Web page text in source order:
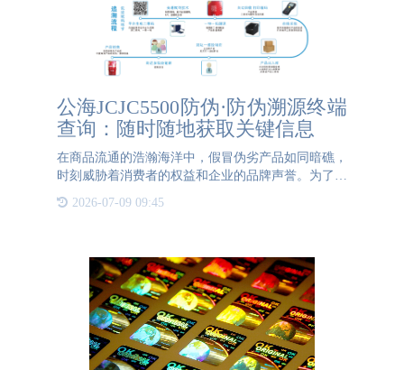
公海JCJC5500防伪·防伪溯源终端
查询：随时随地获取关键信息
在商品流通的浩瀚海洋中，假冒伪劣产品如同暗礁，
时刻威胁着消费者的权益和企业的品牌声誉。为了应
对这一挑战，防伪溯源技术应运而生，而防伪溯源终
端查询则是这项技术面向消费者的重要窗口，它让关
2026-07-09 09:45